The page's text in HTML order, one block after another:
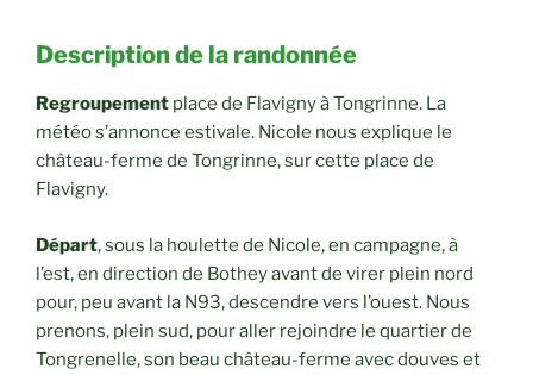
Description de la randonnée
Regroupement place de Flavigny à Tongrinne. La
météo s’annonce estivale. Nicole nous explique le
château-ferme de Tongrinne, sur cette place de
Flavigny.
Départ, sous la houlette de Nicole, en campagne, à
l’est, en direction de Bothey avant de virer plein nord
pour, peu avant la N93, descendre vers l’ouest. Nous
prenons, plein sud, pour aller rejoindre le quartier de
Tongrenelle, son beau château-ferme avec douves et